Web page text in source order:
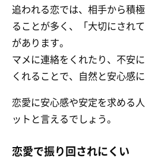
追われる恋では、相手から積
ることが多く、「大切にされ
があります。
マメに連絡をくれたり、不安
くれることで、自然と安心感
恋愛に安心感や安定を求める
ットと言えるでしょう。
恋愛で振り回されにくい